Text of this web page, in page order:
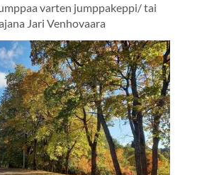
varten jumppakeppi/ tai
Jari Venhovaara